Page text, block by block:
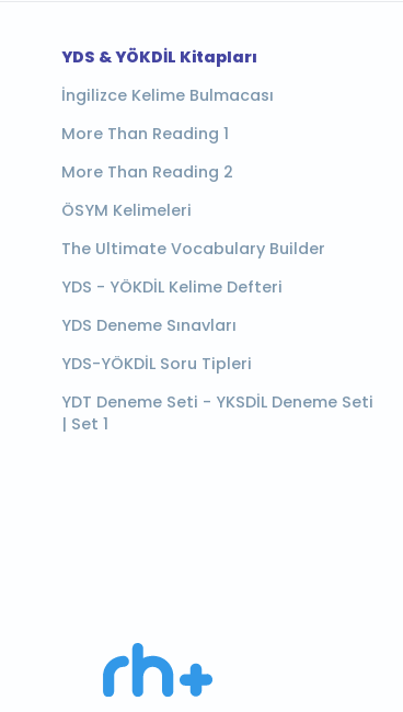
YDS & YÖKDİL Kitapları
İngilizce Kelime Bulmacası
More Than Reading 1
More Than Reading 2
ÖSYM Kelimeleri
The Ultimate Vocabulary Builder
YDS - YÖKDİL Kelime Defteri
YDS Deneme Sınavları
YDS-YÖKDİL Soru Tipleri
YDT Deneme Seti - YKSDİL Deneme Seti
| Set 1